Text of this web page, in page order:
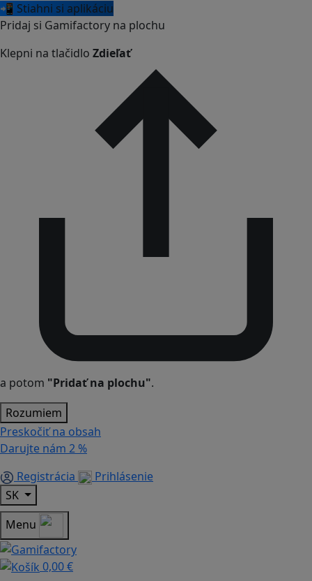
📲 Stiahni si aplikáciu
Pridaj si Gamifactory na plochu
Klepni na tlačidlo Zdieľať
a potom "Pridať na plochu".
Rozumiem
Preskočiť na obsah
Darujte nám 2 %
Registrácia
Prihlásenie
SK
Menu
0,00 €